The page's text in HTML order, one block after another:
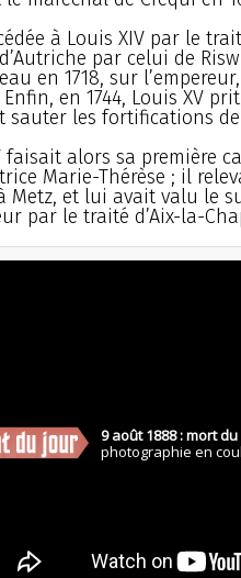
à Louis XIV par le
par celui de
en 1718, sur
Enfin, en 1744, Louis XV
sauter les fortifications
faisait alors sa première
Marie-Thérèse ; il
Metz, et lui avait valu le
par le traité d’Aix-la-